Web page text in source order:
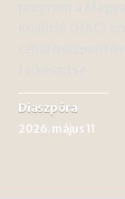
Diaszpóra
2026. május 11